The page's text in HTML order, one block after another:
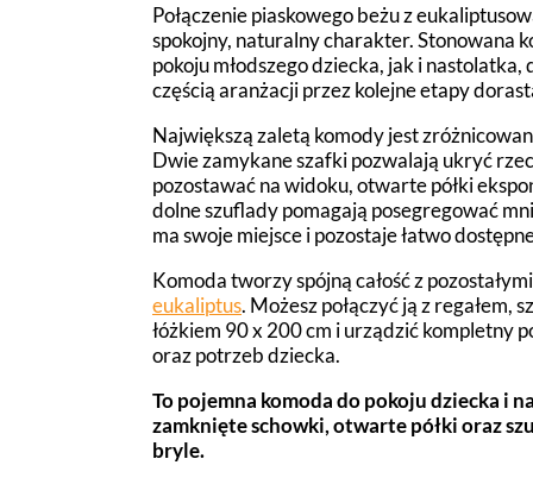
Połączenie piaskowego beżu z
spokojny, naturalny charakter. Stonowana
pokoju młodszego dziecka, jak i
częścią aranżacji przez kolejne etapy
Największą zaletą komody jest
Dwie zamykane szafki pozwalają ukryć
pozostawać na widoku, otwarte półki
dolne szuflady pomagają posegregować
ma swoje miejsce i pozostaje łatwo
Komoda tworzy spójną całość z
eukaliptus. Możesz połączyć ją z regałem,
łóżkiem 90 x 200 cm i urządzić kompletny
oraz potrzeb dziecka.
To pojemna komoda do pokoju dziecka i
zamknięte schowki, otwarte półki oraz
bryle.